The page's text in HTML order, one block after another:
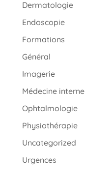
Dermatologie
Endoscopie
Formations
Général
Imagerie
Médecine interne
Ophtalmologie
Physiothérapie
Uncategorized
Urgences